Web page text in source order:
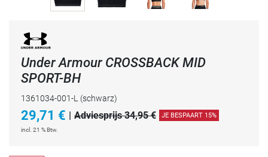
Under Armour CROSSBACK MID
SPORT-BH
1361034-001-L (schwarz)
29,71 € | Adviesprijs 34,95 € JE BESPAART 15%
incl. 21 % Btw.